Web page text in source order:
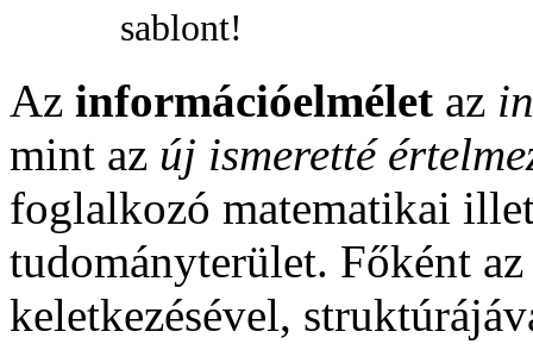
sablont!
Az információelmélet az
mint az új ismeretté
foglalkozó matematikai
tudományterület. Főként
keletkezésével,